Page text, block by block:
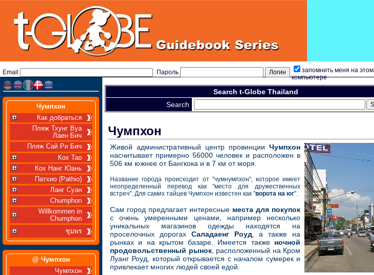
Email Пароль
запомнить меня на этом
компьютере
Чумпхон
Как добраться
Пляж Тхунг Вуа
Лаен Бич
Пляж Сай Ри Бич
Кох Тао
Кох Нанг Юань
Патхио (Pathio)
Ланг Суан
Chumphon
Willkommen in
Chumphon
ชุมพร
@ Чумпхон
Чумпхон
Search t-Globe Thailand
Search
Чумпхон
Живой административный центр провинции Чумпхон
насчитывает примерно 56000 человек и расположен в
506 км южнее от Бангкока и в 7 км от моря.
Название города происходит от ''чумнумпхон'', которое имеет
неопределенный перевод как ''место для дружественных
встреч''. Для самих тайцев Чумпхон известен как ''ворота на юг''.
Сам город предлагает интересные места для покупок
с очень умеренными ценами, например несколько
уникальных магазинов одежды находятся на
проселочных дорогах Саладаенг Роуд, а также на
рынках и на крытом базаре. Имеется также ночной
продовольственный рынок, расположенный на Кром
Луанг Роуд, который открывается с началом сумерек и
привлекает многих людей своей едой.